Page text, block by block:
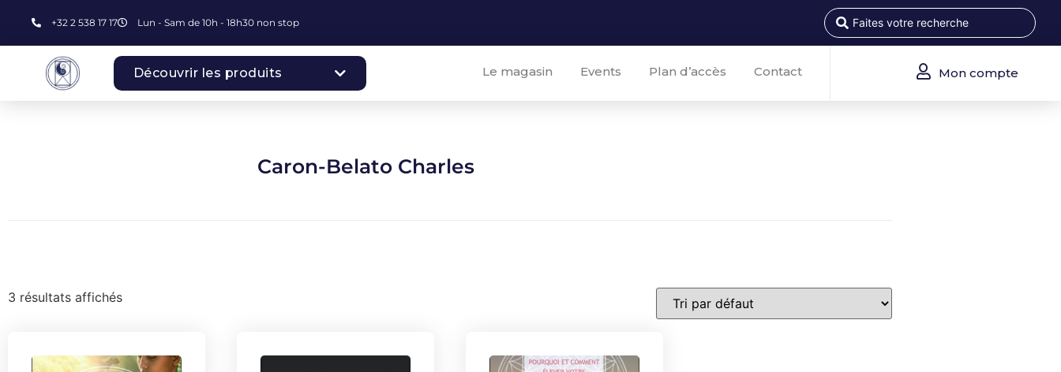
+32 2 538 17 17 Lun - Sam de 10h - 18h30 non stop
Découvrir les produits Le magasin Events Plan d’accès Contact Mon compte
Caron-Belato Charles
3 résultats affichés